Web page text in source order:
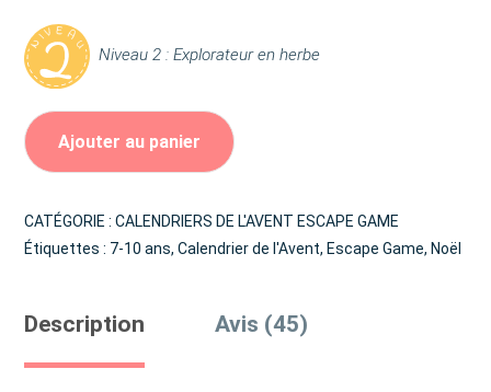
Niveau 2 : Explorateur en herbe
Ajouter au panier
CATÉGORIE : CALENDRIERS DE L'AVENT ESCAPE GAME
Étiquettes : 7-10 ans, Calendrier de l'Avent, Escape Game, Noël
Description Avis (45)